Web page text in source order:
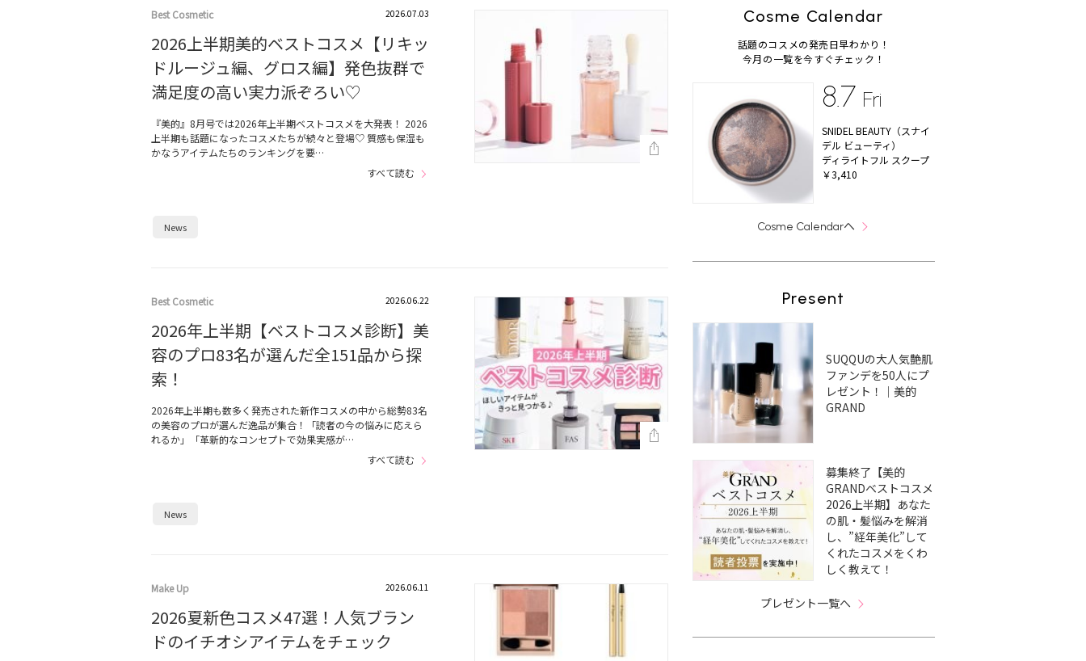
Best Cosmetic 2026.07.03
2026上半期美的ベストコスメ【リキッ
ドルージュ編、グロス編】発色抜群で
満足度の高い実力派ぞろい♡
『美的』8月号では2026年上半期ベストコスメを大発表！ 2026
上半期も話題になったコスメたちが続々と登場♡ 質感も保湿も
かなうアイテムたちのランキングを要…
すべて読む
News
Best Cosmetic 2026.06.22
2026年上半期【ベストコスメ診断】美
容のプロ83名が選んだ全151品から探
索！
2026年上半期も数多く発売された新作コスメの中から総勢83名
の美容のプロが選んだ逸品が集合！「読者の今の悩みに応えら
れるか」「革新的なコンセプトで効果実感が…
すべて読む
News
Make Up 2026.06.11
2026夏新色コスメ47選！人気ブラン
ドのイチオシアイテムをチェック
Cosme Calendar
話題のコスメの発売日早わかり！
今月の一覧を今すぐチェック！
8.7 Fri
SNIDEL BEAUTY（スナイ
デル ビューティ）
ディライトフル スクープ
￥3,410
Cosme Calendarへ
Present
SUQQUの大人気艶肌
ファンデを50人にプ
レゼント！｜美的
GRAND
募集終了【美的
GRANDベストコスメ
2026上半期】あなた
の肌・髪悩みを解消
し、”経年美化”して
くれたコスメをくわ
しく教えて！
プレゼント一覧へ